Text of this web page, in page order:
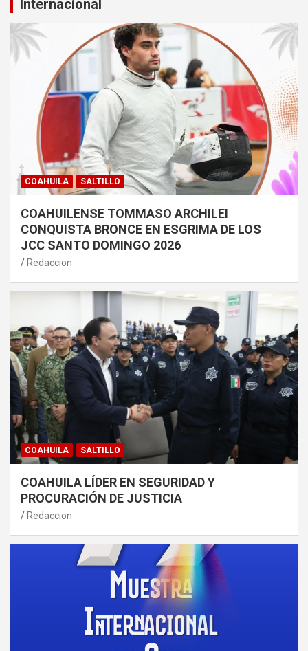
Internacional
COAHUILA SALTILLO
COAHUILENSE TOMMASO ARCHILEI
CONQUISTA BRONCE EN ESGRIMA DE LOS
JCC SANTO DOMINGO 2026
Redaccion
COAHUILA SALTILLO
COAHUILA LÍDER EN SEGURIDAD Y
PROCURACIÓN DE JUSTICIA
Redaccion